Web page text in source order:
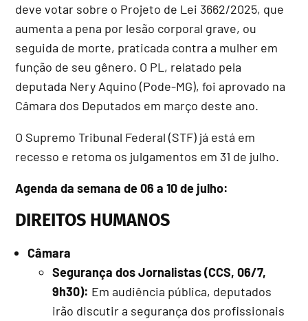
deve votar sobre o Projeto de Lei 3662/2025, que
aumenta a pena por lesão corporal grave, ou
seguida de morte, praticada contra a mulher em
função de seu gênero. O PL, relatado pela
deputada Nery Aquino (Pode-MG), foi aprovado na
Câmara dos Deputados em março deste ano.
O Supremo Tribunal Federal (STF) já está em
recesso e retoma os julgamentos em 31 de julho.
Agenda da semana de 06 a 10 de julho:
DIREITOS HUMANOS
Câmara
Segurança dos Jornalistas (CCS, 06/7,
9h30): Em audiência pública, deputados
irão discutir a segurança dos profissionais